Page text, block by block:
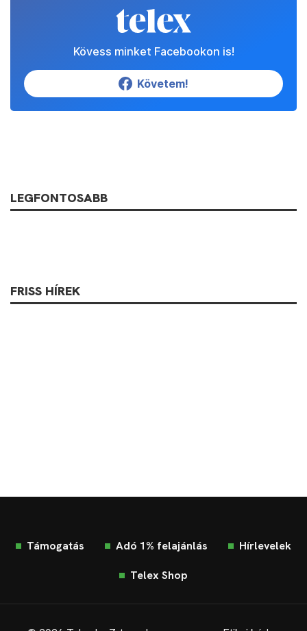
Kövess minket Facebookon is!
Követem!
LEGFONTOSABB
FRISS HÍREK
Támogatás Adó 1% felajánlás Hírlevelek
Telex Shop